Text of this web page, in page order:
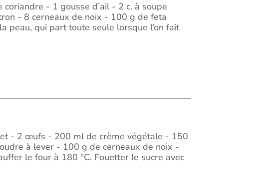
- 1 gousse d’ail - 2 c. à soupe
- 8 cerneaux de noix - 100 g de feta
peau, qui part toute seule lorsque l’on fait
- 2 œufs - 200 ml de crème végétale - 150
à lever - 100 g de cerneaux de noix -
le four à 180 °C. Fouetter le sucre avec